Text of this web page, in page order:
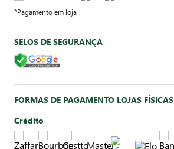
*Pagamento em loja
SELOS DE SEGURANÇA
FORMAS DE PAGAMENTO LOJAS FÍSICAS
Crédito